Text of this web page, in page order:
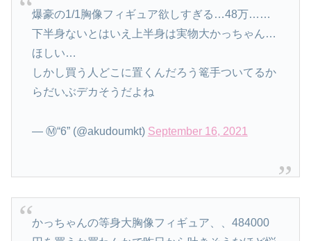
爆豪の1/1胸像フィギュア欲しすぎる…48万……
下半身ないとはいえ上半身は実物大かっちゃん…
ほしい…
しかし買う人どこに置くんだろう篭手ついてるか
らだいぶデカそうだよね
— Ⓜ“6” (@akudoumkt) September 16, 2021
かっちゃんの等身大胸像フィギュア、、484000